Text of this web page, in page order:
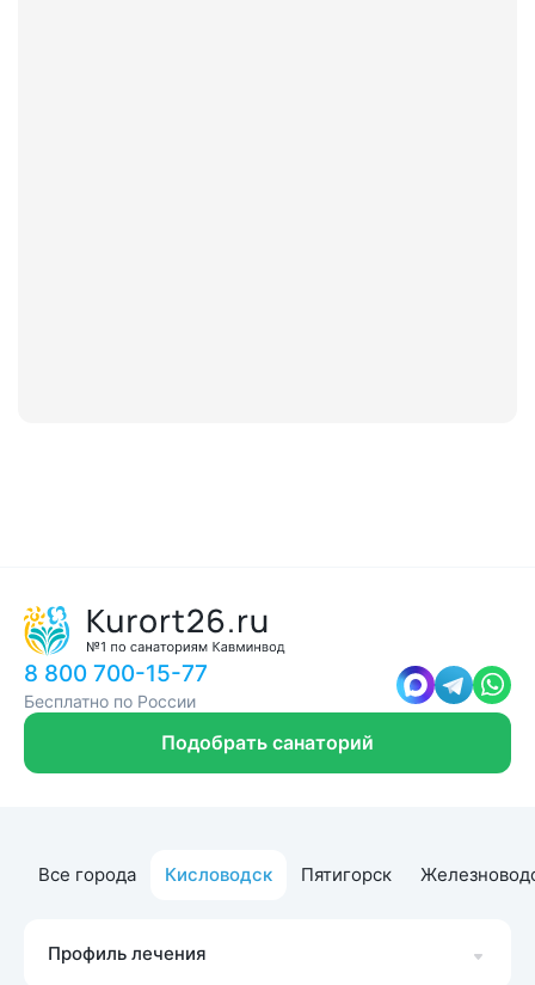
8 800 700-15-77
Бесплатно по России
Подобрать санаторий
Все города Кисловодск Пятигорск
Профиль лечения